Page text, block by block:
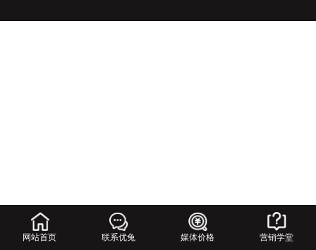
网站首页 联系优兔 媒体价格 营销学堂